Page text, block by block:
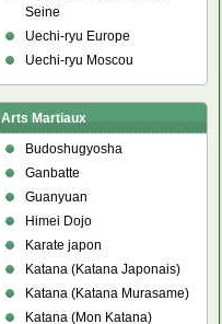
Seine
Uechi-ryu Europe
Uechi-ryu Moscou
Arts Martiaux
Budoshugyosha
Ganbatte
Guanyuan
Himei Dojo
Karate japon
Katana (Katana Japonais)
Katana (Katana Murasame)
Katana (Mon Katana)